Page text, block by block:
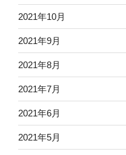
2021年10月
2021年9月
2021年8月
2021年7月
2021年6月
2021年5月